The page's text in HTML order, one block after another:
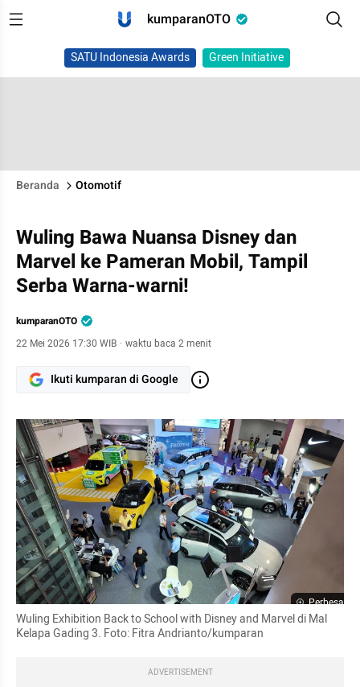
kumparanOTO
SATU Indonesia Awards Green Initiative
Beranda Otomotif
Wuling Bawa Nuansa Disney dan
Marvel ke Pameran Mobil, Tampil
Serba Warna-warni!
kumparanOTO
22 Mei 2026 17:30 WIB · waktu baca 2 menit
Ikuti kumparan di Google
Perbesar
Wuling Exhibition Back to School with Disney and Marvel di Mal
Kelapa Gading 3. Foto: Fitra Andrianto/kumparan
ADVERTISEMENT